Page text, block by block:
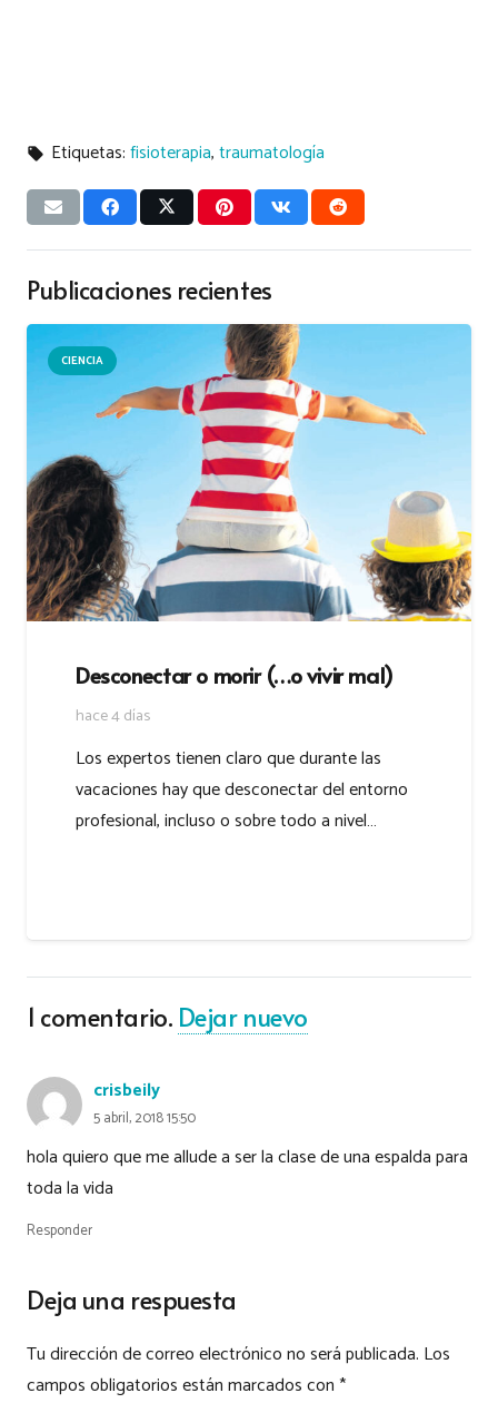
local_offer Etiquetas:fisioterapia,traumatología
Publicaciones recientes
CIENCIA
Desconectar o morir (…o vivir mal)
hace 4 días
Los expertos tienen claro que durante las
vacaciones hay que desconectar del entorno
profesional, incluso o sobre todo a nivel…
1 comentario. Dejar nuevo
crisbeily
5 abril, 2018 15:50
hola quiero que me allude a ser la clase de una espalda para
toda la vida
Responder
Deja una respuesta
Tu dirección de correo electrónico no será publicada. Los
campos obligatorios están marcados con*